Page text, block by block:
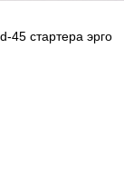
45 стартера эрго